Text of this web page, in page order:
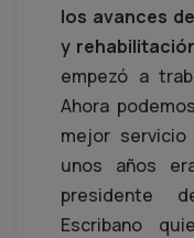
los avances
y
empezó a
Ahora
mejor
unos años
presidente
Escribano